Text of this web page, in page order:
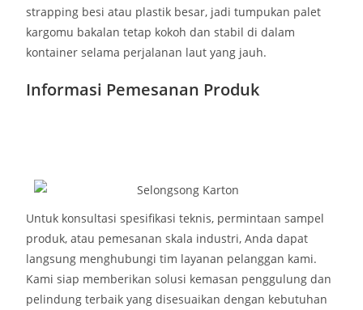
strapping besi atau plastik besar, jadi tumpukan palet
kargomu bakalan tetap kokoh dan stabil di dalam
kontainer selama perjalanan laut yang jauh.
Informasi Pemesanan Produk
Untuk konsultasi spesifikasi teknis, permintaan sampel
produk, atau pemesanan skala industri, Anda dapat
langsung menghubungi tim layanan pelanggan kami.
Kami siap memberikan solusi kemasan penggulung dan
pelindung terbaik yang disesuaikan dengan kebutuhan